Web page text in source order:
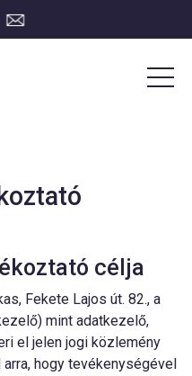
célja
Fekete Lajos út. 82., a
mint adatkezelő,
el jelen jogi közlemény
hogy tevékenységével